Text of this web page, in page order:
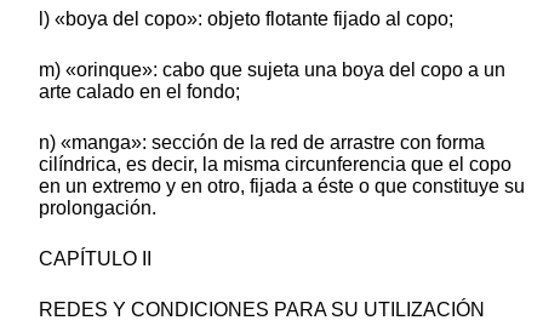
l) «boya del copo»: objeto flotante fijado al copo;
m) «orinque»: cabo que sujeta una boya del copo a un
arte calado en el fondo;
n) «manga»: sección de la red de arrastre con forma
cilíndrica, es decir, la misma circunferencia que el copo
en un extremo y en otro, fijada a éste o que constituye su
prolongación.
CAPÍTULO II
REDES Y CONDICIONES PARA SU UTILIZACIÓN